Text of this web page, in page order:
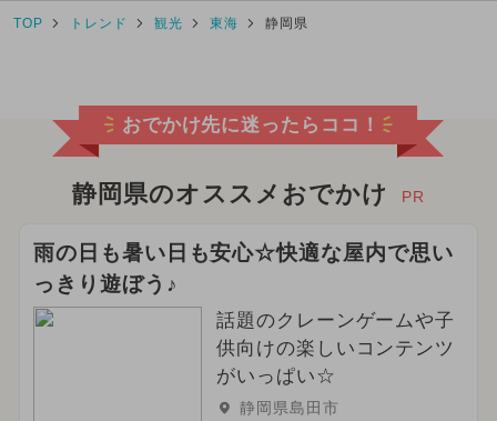
TOP トレンド 観光 東海 静岡県
おでかけ先に迷ったらココ！
静岡県のオススメおでかけ PR
雨の日も暑い日も安心☆快適な屋内で思い
っきり遊ぼう♪
話題のクレーンゲームや子
供向けの楽しいコンテンツ
がいっぱい☆
静岡県島田市